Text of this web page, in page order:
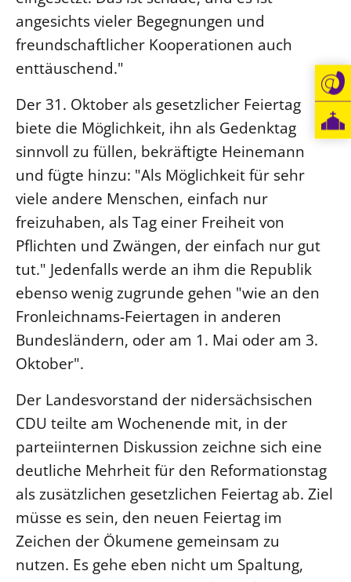
angesichts vieler Begegnungen und
freundschaftlicher Kooperationen auch
enttäuschend."
Der 31. Oktober als gesetzlicher Feiertag
biete die Möglichkeit, ihn als Gedenktag
sinnvoll zu füllen, bekräftigte Heinemann
und fügte hinzu: "Als Möglichkeit für sehr
viele andere Menschen, einfach nur
freizuhaben, als Tag einer Freiheit von
Pflichten und Zwängen, der einfach nur gut
tut." Jedenfalls werde an ihm die Republik
ebenso wenig zugrunde gehen "wie an den
Fronleichnams-Feiertagen in anderen
Bundesländern, oder am 1. Mai oder am 3.
Oktober".
Der Landesvorstand der nidersächsischen
CDU teilte am Wochenende mit, in der
parteiinternen Diskussion zeichne sich eine
deutliche Mehrheit für den Reformationstag
als zusätzlichen gesetzlichen Feiertag ab. Ziel
müsse es sein, den neuen Feiertag im
Zeichen der Ökumene gemeinsam zu
nutzen. Es gehe eben nicht um Spaltung,